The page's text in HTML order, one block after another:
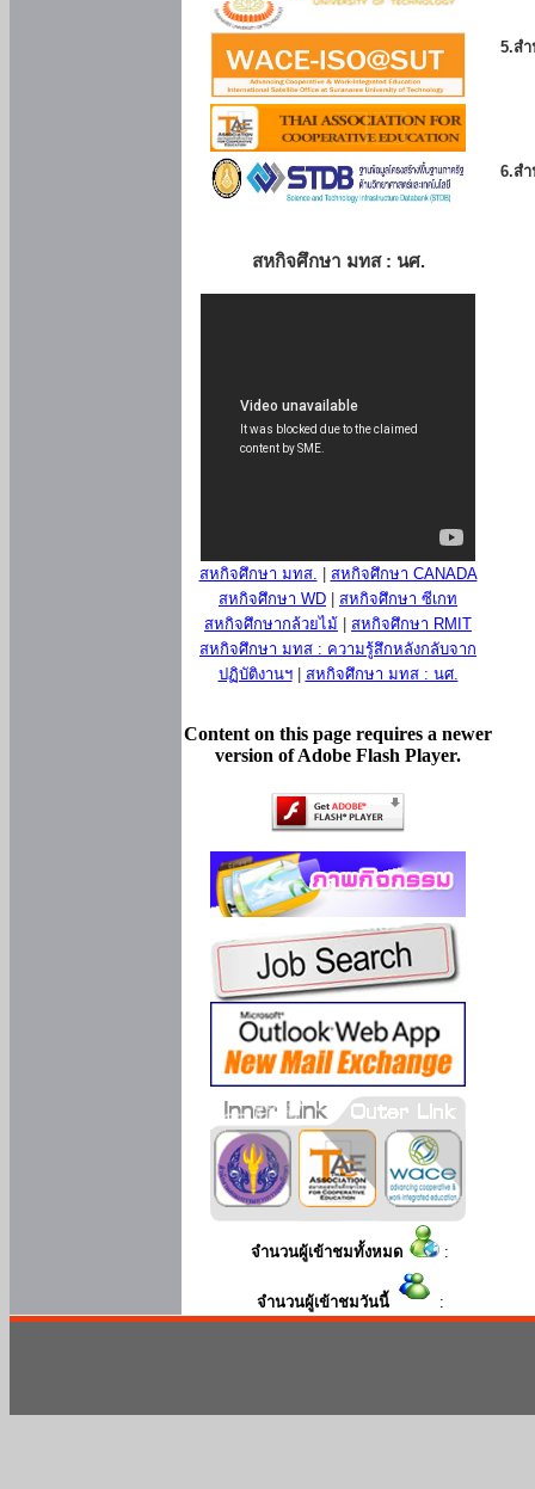
สหกิจศึกษา มทส : นศ.
สหกิจศึกษา มทส.
สหกิจศึกษา CANADA
สหกิจศึกษา WD
สหกิจศึกษา ซีเกท
สหกิจศึกษากล้วยไม้
สหกิจศึกษา RMIT
สหกิจศึกษา มทส : ความรู้สึกหลังกลับจาก
ปฏิบัติงานฯ| สหกิจศึกษา มทส : นศ.
Content on this page requires a newer
version of Adobe Flash Player.
จำนวนผู้เข้าชมทั้งหมด :
จำนวนผู้เข้าชมวันนี้ :
5.ส
6.ส